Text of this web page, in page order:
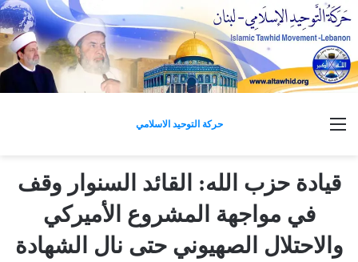
حركة التوحيد الاسلامي القائمة
قيادة حزب الله: القائد السنوار وقف
في مواجهة المشروع الأميركي
‏والاحتلال ‏الصهيوني حتى نال الشهادة